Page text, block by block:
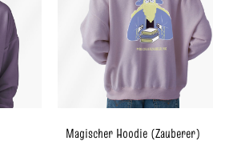
Magischer Hoodie (Zauberer)